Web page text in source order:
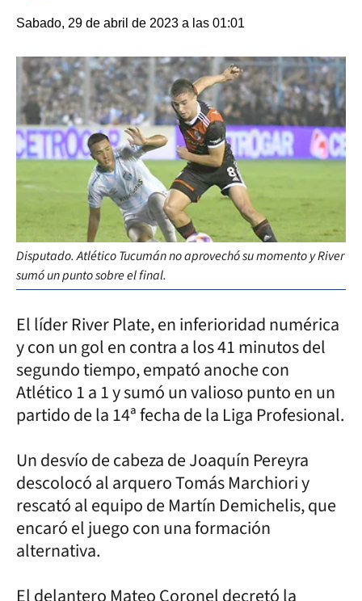
Sabado, 29 de abril de 2023 a las 01:01
Disputado. Atlético Tucumán no aprovechó su momento y River
sumó un punto sobre el final.
El líder River Plate, en inferioridad numérica
y con un gol en contra a los 41 minutos del
segundo tiempo, empató anoche con
Atlético 1 a 1 y sumó un valioso punto en un
partido de la 14ª fecha de la Liga Profesional.
Un desvío de cabeza de Joaquín Pereyra
descolocó al arquero Tomás Marchiori y
rescató al equipo de Martín Demichelis, que
encaró el juego con una formación
alternativa.